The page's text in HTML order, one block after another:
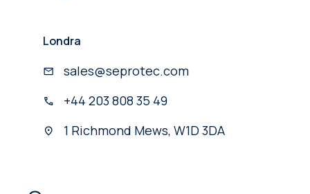
Londra
sales@seprotec.com
+44 203 808 35 49
1 Richmond Mews, W1D 3DA